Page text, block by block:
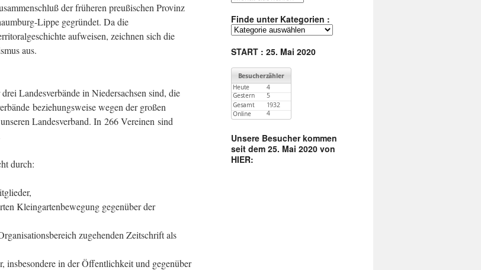
der früheren preußischen Provinz
Lippe gegründet. Da die
aufweisen, zeichnen sich die
aus.
Landesverbände in Niedersachsen sind, die
beziehungsweise wegen der großen
Landesverband. In 266 Vereinen sind
durch:
Kleingartenbewegung gegenüber der
zugehenden Zeitschrift als
insbesondere in der Öffentlichkeit und gegenüber
Archiv
Finde unter Kategorien :
Finde
Kategorien
START : 25. Mai 2020
Unsere Besucher kommen
seit dem 25. Mai 2020 von
HIER: